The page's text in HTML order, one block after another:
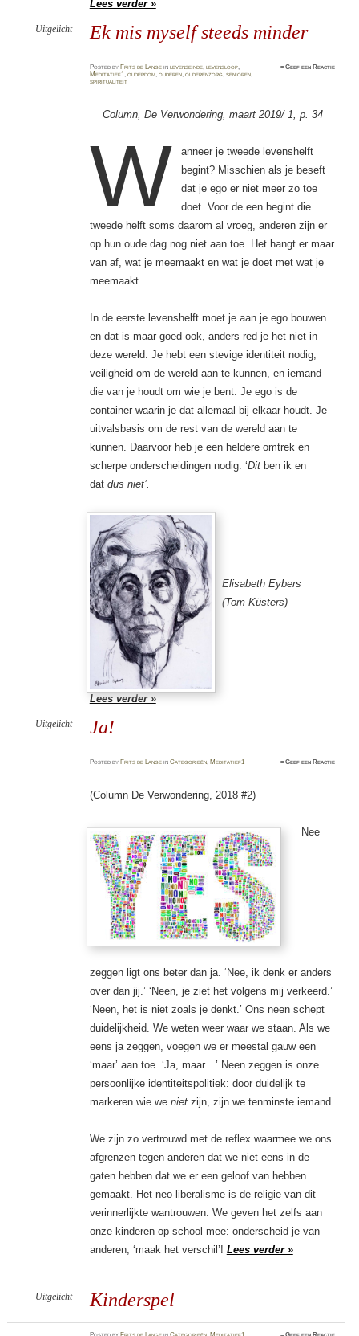
Lees verder »
Ek mis myself steeds minder
Uitgelicht
PostedbyFrits de Lange inlevenseinde ,levensloop
Meditatief1 ,ouderdom ,ouderen ,ouderenzorg ,senioren
spiritualiteit
≈Geef een Reactie
Column, De Verwondering, maart 2019/ 1, p. 34
W
anneer je tweede levenshelft
begint? Misschien als je beseft
dat je ego er niet meer zo toe
doet. Voor de een begint die
tweede helft soms daarom al vroeg, anderen zijn er
op hun oude dag nog niet aan toe. Het hangt er maar
van af, wat je meemaakt en wat je doet met wat je
meemaakt.
In de eerste levenshelft moet je aan je ego bouwen
en dat is maar goed ook, anders red je het niet in
deze wereld. Je hebt een stevige identiteit nodig,
veiligheid om de wereld aan te kunnen, en iemand
die van je houdt om wie je bent. Je ego is de
container waarin je dat allemaal bij elkaar houdt. Je
uitvalsbasis om de rest van de wereld aan te
kunnen. Daarvoor heb je een heldere omtrek en
scherpe onderscheidingen nodig. ‘Dit ben ik en
dat dus niet’.
Elisabeth Eybers
(Tom Küsters)
Lees verder »
Ja!
Uitgelicht
Postedby Frits de Lange inCategorieën, Meditatief1 ≈Geef een Reactie
(Column De Verwondering, 2018 #2)
Nee
zeggen ligt ons beter dan ja. ‘Nee, ik denk er anders
over dan jij.’ ‘Neen, je ziet het volgens mij verkeerd.’
‘Neen, het is niet zoals je denkt.’ Ons neen schept
duidelijkheid. We weten weer waar we staan. Als we
eens ja zeggen, voegen we er meestal gauw een
‘maar’ aan toe. ‘Ja, maar…’ Neen zeggen is onze
persoonlijke identiteitspolitiek: door duidelijk te
markeren wie we nietzijn, zijn we tenminste iemand.
We zijn zo vertrouwd met de reflex waarmee we ons
afgrenzen tegen anderen dat we niet eens in de
gaten hebben dat we er een geloof van hebben
gemaakt. Het neo-liberalisme is de religie van dit
verinnerlijkte wantrouwen. We geven het zelfs aan
onze kinderen op school mee: onderscheid je van
anderen, ‘maak het verschil’! Lees verder »
Kinderspel
Uitgelicht